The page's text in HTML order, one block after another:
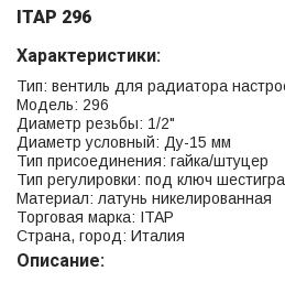
ITAP 296
Характеристики:
Тип: вентиль для радиатора
Модель: 296
Диаметр резьбы: 1/2"
Диаметр условный: Ду-15 мм
Тип присоединения: гайка/штуцер
Тип регулировки: под ключ
Материал: латунь никелированная
Торговая марка: ITAP
Страна, город: Италия
Описание: